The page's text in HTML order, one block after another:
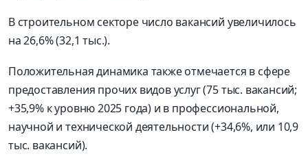
В строительном секторе число вакансий увеличилось
на 26,6% (32,1 тыс.).
Положительная динамика также отмечается в сфере
предоставления прочих видов услуг (75 тыс. вакансий;
+35,9% к уровню 2025 года) и в профессиональной,
научной и технической деятельности (+34,6%, или 10,9
тыс. вакансий).